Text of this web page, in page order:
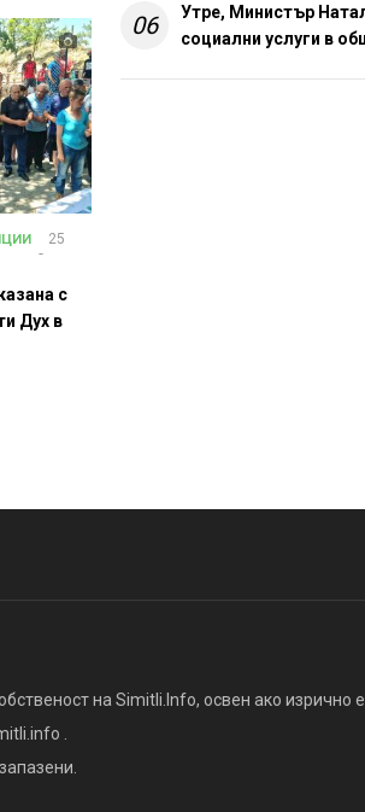
25
с
Дух в
06
Утре, Министър
социални услуги в
на Simitli.Info, освен ако изрично
.